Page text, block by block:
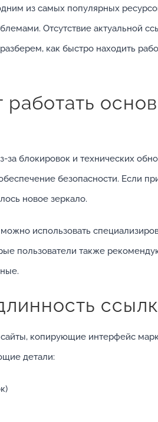
из самых популярных
Отсутствие актуальной
как быстро находить
блокировок и технических
безопасности. Если
новое зеркало.
использовать
пользователи также
копирующие интерфейс
детали: